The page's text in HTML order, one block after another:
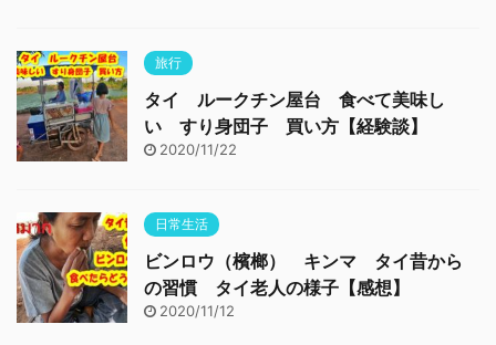
旅行
タイ ルークチン屋台 食べて美味し
い すり身団子 買い方【経験談】
2020/11/22
日常生活
ビンロウ（檳榔） キンマ タイ昔から
の習慣 タイ老人の様子【感想】
2020/11/12